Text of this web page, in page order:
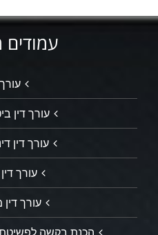
עמודים
עורך דין
עורך דין
עורך
עורך